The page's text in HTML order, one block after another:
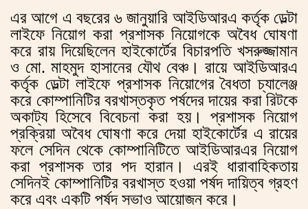
এর আগে এ বছরের ৬ জানুয়ারি আইডিআরএ কর্তৃক ডেল্টা
লাইফে নিয়োগ করা প্রশাসক নিয়োগকে অবৈধ ঘোষণা
করে রায় দিয়েছিলেন হাইকোর্টের বিচারপতি খসরুজ্জামান
ও মো. মাহমুদ হাসানের যৌথ বেঞ্চ। রায়ে আইডিআরএ
কর্তৃক ডেল্টা লাইফে প্রশাসক নিয়োগের বৈধতা চ্যালেঞ্জ
করে কোম্পানিটির বরখাস্তকৃত পর্ষদের দায়ের করা রিটকে
অকাট্য হিসেবে বিবেচনা করা হয়। প্রশাসক নিয়োগ
প্রক্রিয়া অবৈধ ঘোষণা করে দেয়া হাইকোর্টের এ রায়ের
ফলে সেদিন থেকে কোম্পানিটিতে আইডিআরএর নিয়োগ
করা প্রশাসক তার পদ হারান। এরই ধারাবাহিকতায়
সেদিনই কোম্পানিটির বরখাস্ত হওয়া পর্ষদ দায়িত্ব গ্রহণ
করে এবং একটি পর্ষদ সভাও আয়োজন করে।